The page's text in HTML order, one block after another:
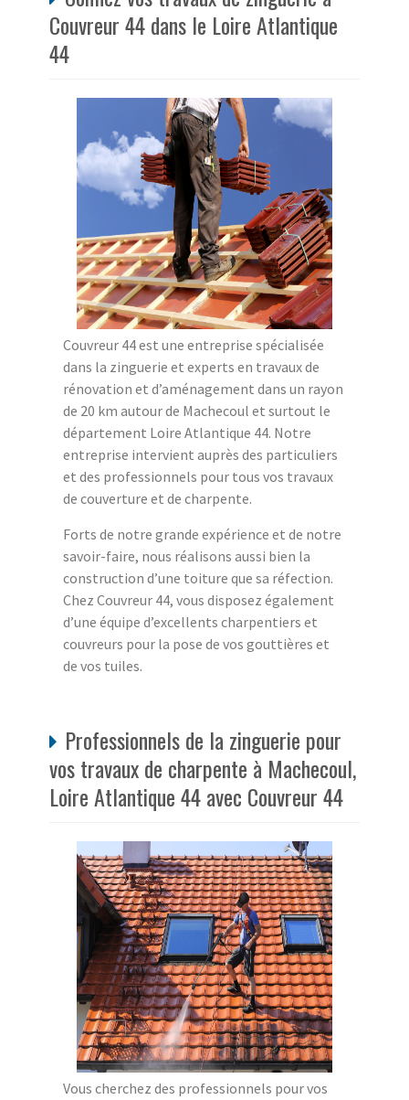
Couvreur 44 dans le Loire Atlantique
44
Couvreur 44 est une entreprise spécialisée
dans la zinguerie et experts en travaux de
rénovation et d’aménagement dans un rayon
de 20 km autour de Machecoul et surtout le
département Loire Atlantique 44. Notre
entreprise intervient auprès des particuliers
et des professionnels pour tous vos travaux
de couverture et de charpente.
Forts de notre grande expérience et de notre
savoir-faire, nous réalisons aussi bien la
construction d’une toiture que sa réfection.
Chez Couvreur 44, vous disposez également
d’une équipe d’excellents charpentiers et
couvreurs pour la pose de vos gouttières et
de vos tuiles.
Professionnels de la zinguerie pour
vos travaux de charpente à Machecoul,
Loire Atlantique 44 avec Couvreur 44
Vous cherchez des professionnels pour vos